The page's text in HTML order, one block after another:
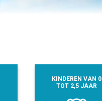
KINDEREN VAN 0
TOT 2,5 JAAR